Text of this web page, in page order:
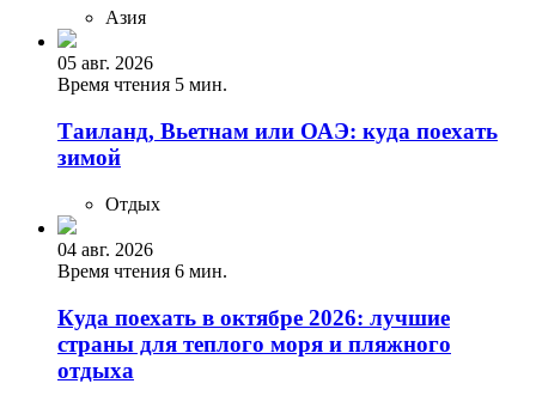
Азия
05 авг. 2026
Время чтения 5 мин.
Таиланд, Вьетнам или ОАЭ: куда поехать
зимой
Отдых
04 авг. 2026
Время чтения 6 мин.
Куда поехать в октябре 2026: лучшие
страны для теплого моря и пляжного
отдыха